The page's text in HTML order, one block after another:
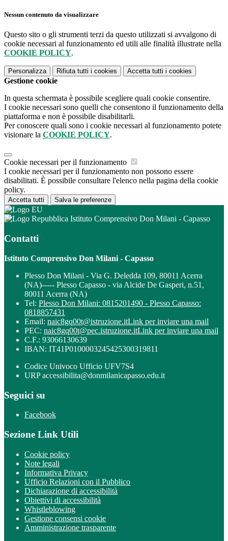
Nessun contenuto da visualizzare
Questo sito o gli strumenti terzi da questo utilizzati si avvalgono di
cookie necessari al funzionamento ed utili alle finalità illustrate nella
COOKIE POLICY.
Personalizza Rifiuta tutti i cookies Accetta tutti i cookies
Gestione cookie
In questa schermata è possibile scegliere quali cookie consentire.
I cookie necessari sono quelli che consentono il funzionamento della
piattaforma e non è possibile disabilitarli.
Per conoscere quali sono i cookie necessari al funzionamento potete
visionare la COOKIE POLICY.
Cookie necessari per il funzionamento
I cookie necessari per il funzionamento non possono essere
disabilitati. È possibile consultare l'elenco nella pagina della cookie
policy.
Accetta tutti Salva le preferenze
Istituto Comprensivo Don Milani - Capasso
Contatti
Istituto Comprensivo Don Milani - Capasso
Plesso Don Milani - Via G. Deledda 109, 80011 Acerra
(NA)----- Plesso Capasso - via Alcide De Gasperi, n.51,
80011 Acerra (NA)
Tel: Plesso Don Milani: 0815201490 - Plesso Capasso:
0818857431
Email: naic8gq00t@istruzione.itLink per inviare una mail
PEC: naic8gq00t@pec.istruzione.itLink per inviare una mail
C.F.: 93066130639
IBAN: IT41P0100003245425300319811
Codice Univoco Ufficio UFV7S4
URP accessibilita@donmilanicapasso.edu.it
Seguici su
Facebook
Sezione Link Utili
Cookie policy
Note legali
Informativa Privacy
Ufficio Relazioni con il Pubblico
Dichiarazione di accessibilità
Obiettivi di accessibilità
Whistleblowing
Gestione consensi cookie
Amministrazione trasparente